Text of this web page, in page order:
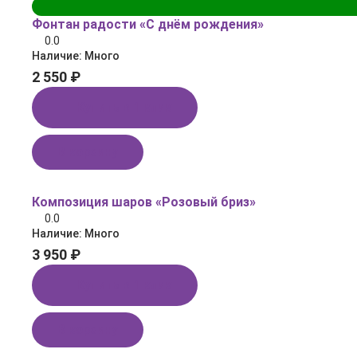
Фонтан радости «С днём рождения»
0.0
Наличие: Много
2 550 ₽
Композиция шаров «Розовый бриз»
0.0
Наличие: Много
3 950 ₽